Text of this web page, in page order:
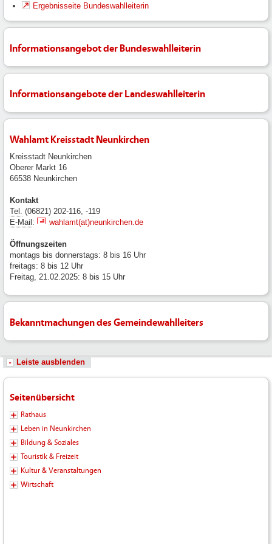
Ergebnisseite Bundeswahlleiterin
Informationsangebot der Bundeswahlleiterin
Informationsangebote der Landeswahlleiterin
Wahlamt Kreisstadt Neunkirchen
Kreisstadt Neunkirchen
Oberer Markt 16
66538 Neunkirchen
Kontakt
Tel. (06821) 202-116, -119
E-Mail: wahlamt(at)neunkirchen.de
Öffnungszeiten
montags bis donnerstags: 8 bis 16 Uhr
freitags: 8 bis 12 Uhr
Freitag, 21.02.2025: 8 bis 15 Uhr
Bekanntmachungen des Gemeindewahlleiters
Leiste ausblenden
Seitenübersicht
Rathaus
Leben in Neunkirchen
Bildung & Soziales
Touristik & Freizeit
Kultur & Veranstaltungen
Wirtschaft